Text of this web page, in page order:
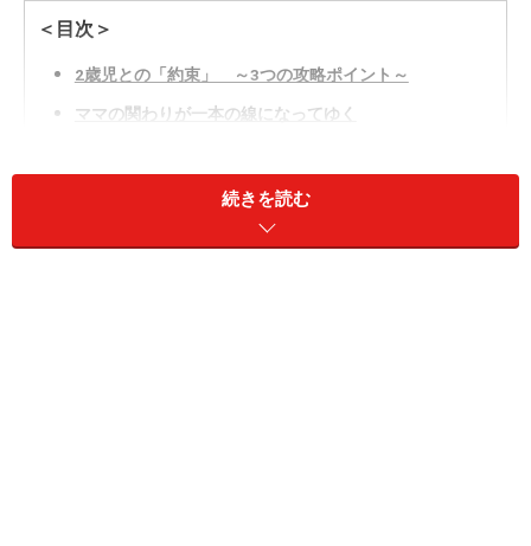
＜目次＞
2歳児との「約束」 ～3つの攻略ポイント～
ママの関わりが一本の線になってゆく
2歳児との「約束」 ～3つの攻略ポイント
続きを読む